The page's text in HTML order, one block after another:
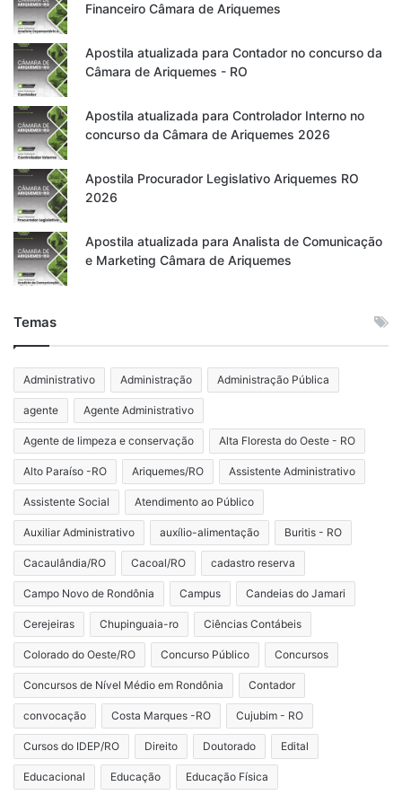
Financeiro Câmara de Ariquemes
Apostila atualizada para Contador no concurso da
Câmara de Ariquemes - RO
Apostila atualizada para Controlador Interno no
concurso da Câmara de Ariquemes 2026
Apostila Procurador Legislativo Ariquemes RO
2026
Apostila atualizada para Analista de Comunicação
e Marketing Câmara de Ariquemes
Temas
Administrativo Administração Administração Pública
agente Agente Administrativo
Agente de limpeza e conservação Alta Floresta do Oeste - RO
Alto Paraíso -RO Ariquemes/RO Assistente Administrativo
Assistente Social Atendimento ao Público
Auxiliar Administrativo auxílio-alimentação Buritis - RO
Cacaulândia/RO Cacoal/RO cadastro reserva
Campo Novo de Rondônia Campus Candeias do Jamari
Cerejeiras Chupinguaia-ro Ciências Contábeis
Colorado do Oeste/RO Concurso Público Concursos
Concursos de Nível Médio em Rondônia Contador
convocação Costa Marques -RO Cujubim - RO
Cursos do IDEP/RO Direito Doutorado Edital
Educacional Educação Educação Física